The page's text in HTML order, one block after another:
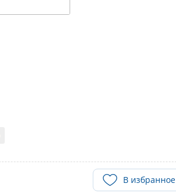
В избранное